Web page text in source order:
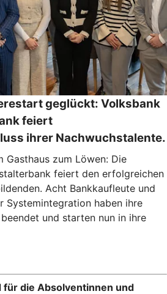
geglückt: Volksbank
feiert
ihrer Nachwuchstalente.
Gasthaus zum Löwen: Die
feiert den erfolgreichen
Acht Bankkaufleute und
Systemintegration haben ihre
und starten nun in ihre
für die Absolventinnen und